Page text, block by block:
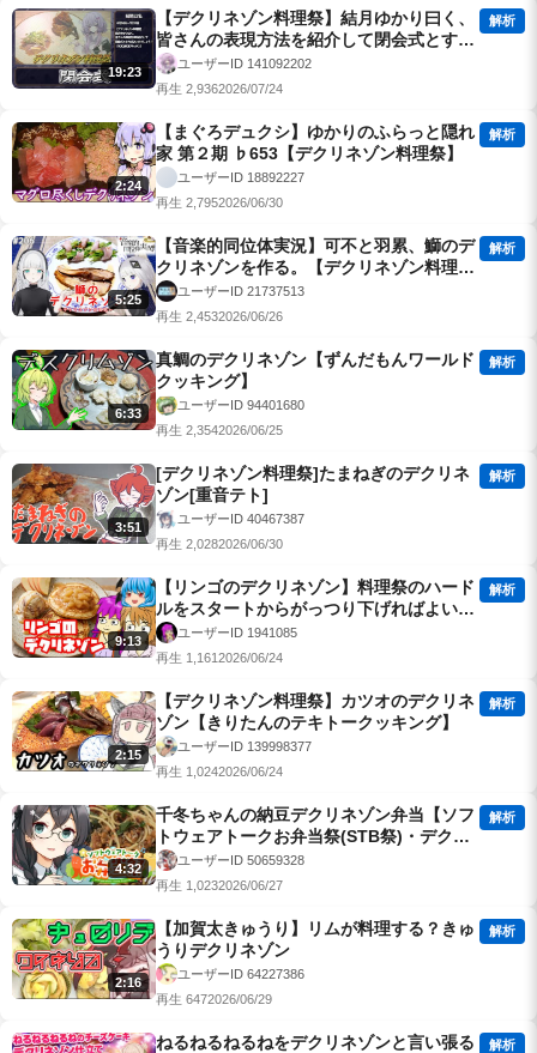
19:23
【デクリネゾン料理祭】結月ゆかり曰く、
皆さんの表現方法を紹介して閉会式とすれ
ばよいのでしょう？【VOICEROIDキッチ
ン】
解析
ユーザーID 141092202
再生 2,9362026/07/24
2:24
【まぐろデュクシ】ゆかりのふらっと隠れ
家 第２期 ♭653【デクリネゾン料理祭】
解析
ユーザーID 18892227
再生 2,7952026/06/30
5:25
【音楽的同位体実況】可不と羽累、鰤のデ
クリネゾンを作る。【デクリネゾン料理
祭】
解析
ユーザーID 21737513
再生 2,4532026/06/26
6:33
真鯛のデクリネゾン【ずんだもんワールド
クッキング】
解析
ユーザーID 94401680
再生 2,3542026/06/25
3:51
[デクリネゾン料理祭]たまねぎのデクリネ
ゾン[重音テト]
解析
ユーザーID 40467387
再生 2,0282026/06/30
9:13
【リンゴのデクリネゾン】料理祭のハード
ルをスタートからがっつり下げればよいの
でしょう？【デクリネゾン料理祭】
解析
ユーザーID 1941085
再生 1,1612026/06/24
2:15
【デクリネゾン料理祭】カツオのデクリネ
ゾン【きりたんのテキトークッキング】
解析
ユーザーID 139998377
再生 1,0242026/06/24
4:32
千冬ちゃんの納豆デクリネゾン弁当【ソフ
トウェアトークお弁当祭(STB祭)・デクリ
ネゾン料理祭】
解析
ユーザーID 50659328
再生 1,0232026/06/27
2:16
【加賀太きゅうり】リムが料理する？きゅ
うりデクリネゾン
解析
ユーザーID 64227386
再生 6472026/06/29
ねるねるねるねをデクリネゾンと言い張る
解析